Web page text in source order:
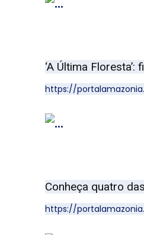
‘A Última
https://
Conheça quatro
https://